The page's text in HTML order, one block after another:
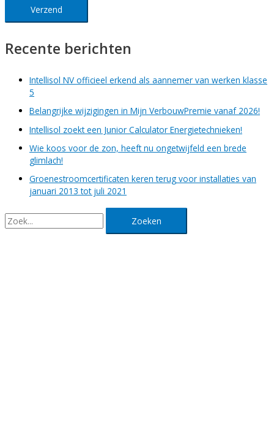
Recente berichten
Intellisol NV officieel erkend als aannemer van werken klasse
5
Belangrijke wijzigingen in Mijn VerbouwPremie vanaf 2026!
Intellisol zoekt een Junior Calculator Energietechnieken!
Wie koos voor de zon, heeft nu ongetwijfeld een brede
glimlach!
Groenestroomcertificaten keren terug voor installaties van
januari 2013 tot juli 2021